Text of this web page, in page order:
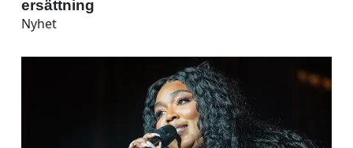
ersättning
Nyhet